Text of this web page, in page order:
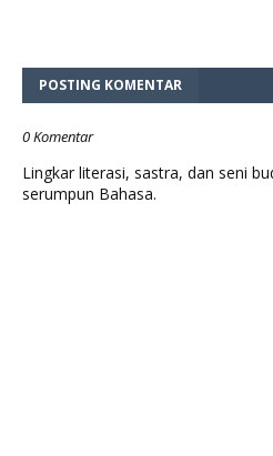
POSTING KOMENTAR
0 Komentar
Lingkar literasi, sastra, dan seni
serumpun Bahasa.